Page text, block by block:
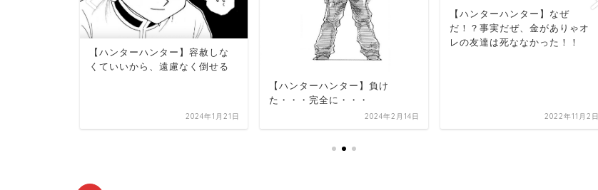
【ハンターハンター】容赦しな
くていいから、遠慮なく倒せる
2024年1月21日
【ハンターハンター】負け
た・・・完全に・・・
2024年2月14日
【ハンターハンター】なぜ
だ！？事実だぜ、金がありゃオ
レの友達は死ななかった！！
2022年11月2日